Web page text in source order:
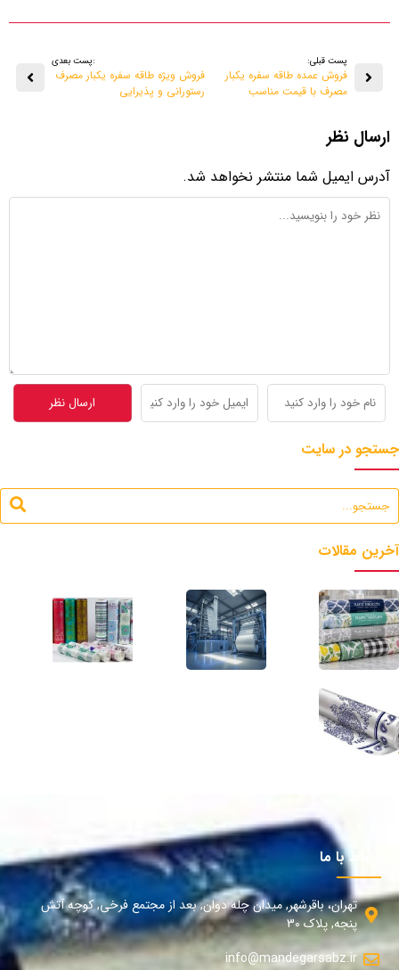
پست قبلی:
فروش عمده طاقه سفره یکبار
مصرف با قیمت مناسب
:پست بعدی
فروش ویژه طاقه سفره یکبار مصرف
رستورانی و پذیرایی
ارسال نظر
آدرس ایمیل شما منتشر نخواهد شد.
جستجو در سایت
آخرین مقالات
ارتباط با ما
تهران، باقرشهر, میدان چله دوان, بعد از مجتمع فرخی, کوچه آتش
پنجه, پلاک 30
info@mandegarsabz.ir